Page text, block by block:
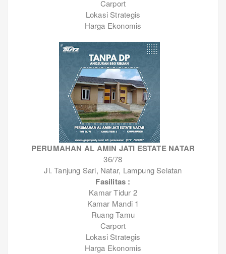
Carport
Lokasi Strategis
Harga Ekonomis
PERUMAHAN AL AMIN JATI ESTATE NATAR
36/78
Jl. Tanjung Sari, Natar, Lampung Selatan
Fasilitas :
Kamar Tidur 2
Kamar Mandi 1
Ruang Tamu
Carport
Lokasi Strategis
Harga Ekonomis